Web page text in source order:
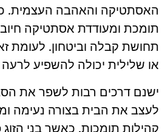
האסתטיקה והאהבה העצמית.
תומכת ומעודדת אסתטיקה
תחושת קבלה וביטחון. לעומת
או שלילית יכולה להשפיע
ישנם דרכים רבות לשפר את
לעצב את הבית בצורה נעימה
קהילות תומכות. כאשר בני הזוג